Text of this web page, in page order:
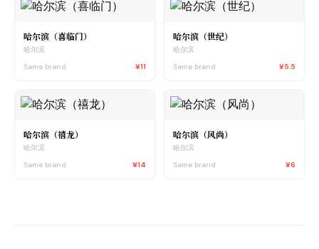
哈尔滨（喜临门）
哈尔滨
Same brand
¥11
哈尔滨（世纪）
哈尔滨
Same brand
¥5.5
哈尔滨（禧龙）
哈尔滨
Same brand
¥14
哈尔滨（风尚）
哈尔滨
Same brand
¥6